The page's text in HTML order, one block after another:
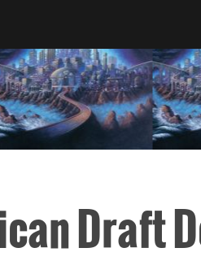
Draft